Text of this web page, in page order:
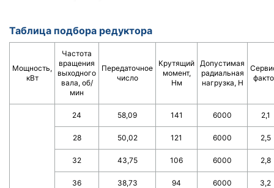
Таблица подбора редуктора
Мощность,
кВт
Частота
вращения
выходного
вала, об/
мин
Передаточное
число
Крутящий
момент,
Нм
Допустимая
радиальная
нагрузка, Н
24 58,09 141 6000 2,1
28 50,02 121 6000 2,5
32 43,75 106 6000 2,8
36 38,73 94 6000 3,2